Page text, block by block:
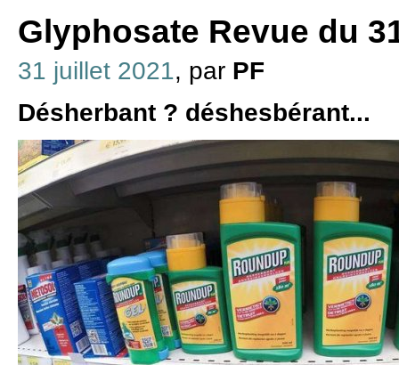
Glyphosate Revue du
31 juillet 2021, par PF
Désherbant ? déshesbérant...